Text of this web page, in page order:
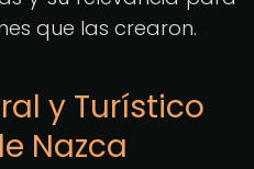
que las crearon.
y Turístico
Nazca